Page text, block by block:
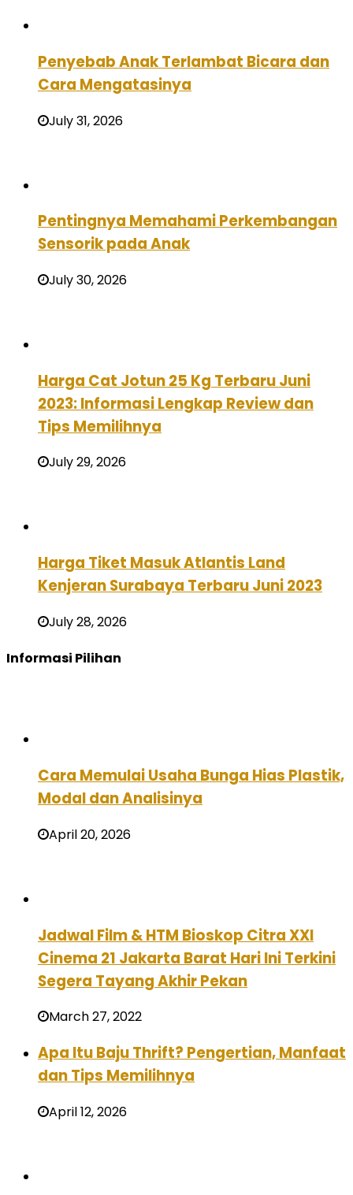
Penyebab Anak Terlambat Bicara dan
Cara Mengatasinya
July 31, 2026
Pentingnya Memahami Perkembangan
Sensorik pada Anak
July 30, 2026
Harga Cat Jotun 25 Kg Terbaru Juni
2023: Informasi Lengkap Review dan
Tips Memilihnya
July 29, 2026
Harga Tiket Masuk Atlantis Land
Kenjeran Surabaya Terbaru Juni 2023
July 28, 2026
Informasi Pilihan
Cara Memulai Usaha Bunga Hias Plastik,
Modal dan Analisinya
April 20, 2026
Jadwal Film & HTM Bioskop Citra XXI
Cinema 21 Jakarta Barat Hari Ini Terkini
Segera Tayang Akhir Pekan
March 27, 2022
Apa Itu Baju Thrift? Pengertian, Manfaat
dan Tips Memilihnya
April 12, 2026